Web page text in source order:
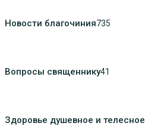
Новости благочиния735
Вопросы священнику41
Здоровье душевное и телесное